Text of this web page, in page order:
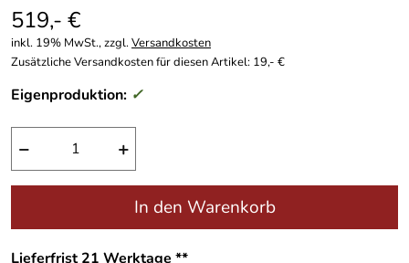
519,- €
inkl. 19% MwSt., zzgl.Versandkosten
Zusätzliche Versandkosten für diesen Artikel: 19,- €
Eigenproduktion: ✓
− +
In den Warenkorb
Lieferfrist 21 Werktage **